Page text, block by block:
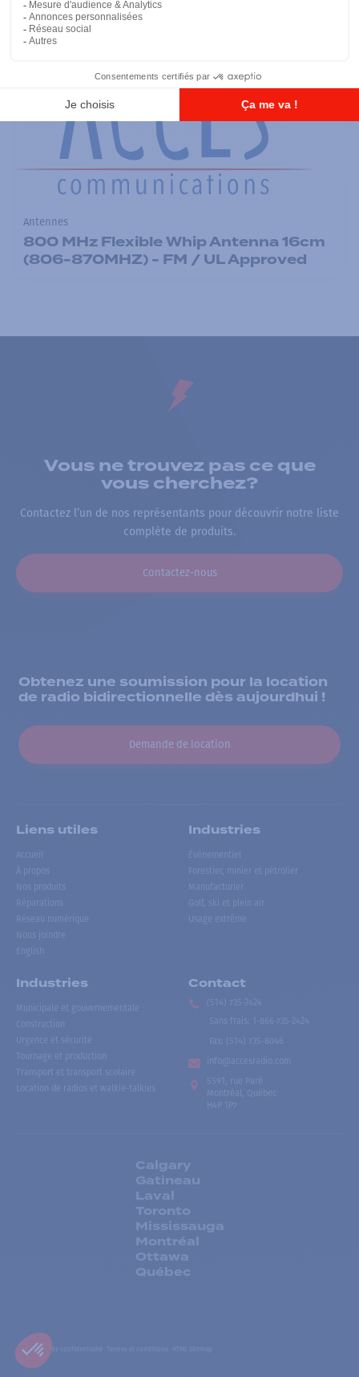
Ajouter à la liste
Antennes
800 MHz Flexible Whip Antenna 16cm
(806-870MHZ) - FM / UL Approved
Vous ne trouvez pas ce que
vous cherchez?
Contactez l’un de nos représentants pour découvrir notre liste
complète de produits.
Contactez-nous
Obtenez une soumission pour la location
de radio bidirectionnelle dès aujourdhui !
Demande de location
Liens utiles
Accueil
À propos
Nos produits
Réparations
Réseau numérique
Nous joindre
English
Industries
Événementiel
Forestier, minier et pétrolier
Manufacturier
Golf, ski et plein air
Usage extrême
Industries
Municipale et gouvernementale
Construction
Urgence et sécurité
Tournage et production
Transport et transport scolaire
Location de radios et walkie-talkies
Contact
(514) 735-2424
Sans frais
1-866-735-2424
Fax:
(514) 735-8046
info@accesradio.com
5591, rue Paré
Montréal, Québec
H4P 1P7
Calgary
Gatineau
Laval
Toronto
Mississauga
Montréal
Ottawa
Québec
Politiques de confidentialité